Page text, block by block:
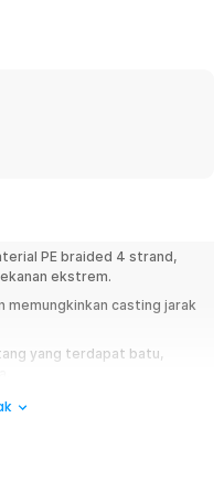
PE braided 4 strand,
ekstrem.
casting jarak
yang terdapat batu,
mancing casting,
atau air tawar yang